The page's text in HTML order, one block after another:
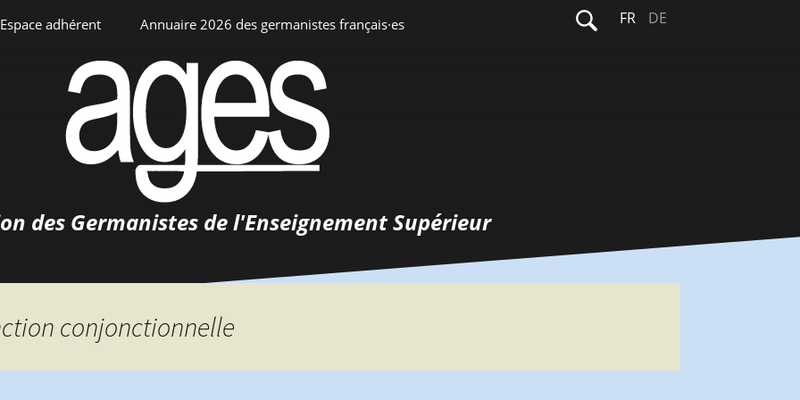
Espace adhérent
Espace personnel
Annuaire 2026 des germanistes français·es
Annuaire interne
Rechercher :
FR DE
des Germanistes de l'Enseignement Supérieur
conjonctionnelle